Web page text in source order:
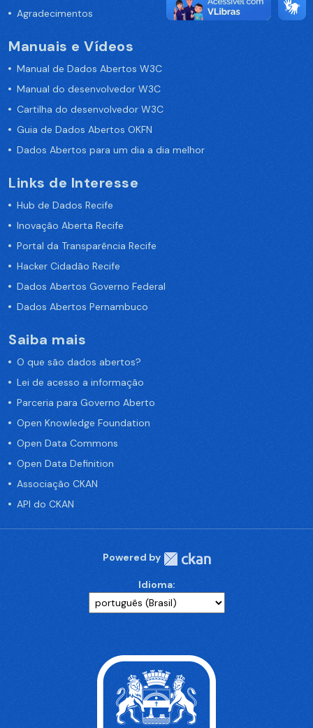
Agradecimentos
Manuais e Vídeos
Manual de Dados Abertos W3C
Manual do desenvolvedor W3C
Cartilha do desenvolvedor W3C
Guia de Dados Abertos OKFN
Dados Abertos para um dia a dia melhor
Links de Interesse
Hub de Dados Recife
Inovação Aberta Recife
Portal da Transparência Recife
Hacker Cidadão Recife
Dados Abertos Governo Federal
Dados Abertos Pernambuco
Saiba mais
O que são dados abertos?
Lei de acesso a informação
Parceria para Governo Aberto
Open Knowledge Foundation
Open Data Commons
Open Data Definition
Associação CKAN
API do CKAN
Powered by
Idioma